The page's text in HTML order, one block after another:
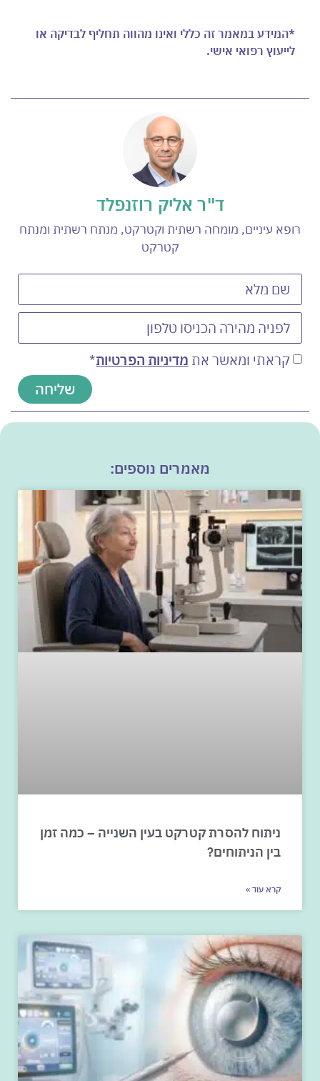
*המידע במאמר זה כללי ואינו מהווה תחליף לבדיקה או
לייעוץ רפואי אישי.
ד"ר אליק רוזנפלד
רופא עיניים, מומחה רשתית וקטרקט, מנתח רשתית ומנתח
קטרקט
קראתי ומאשר את מדיניות הפרטיות*
שליחה
מאמרים נוספים:
ניתוח להסרת קטרקט בעין השנייה – כמה זמן
בין הניתוחים?
קרא עוד »